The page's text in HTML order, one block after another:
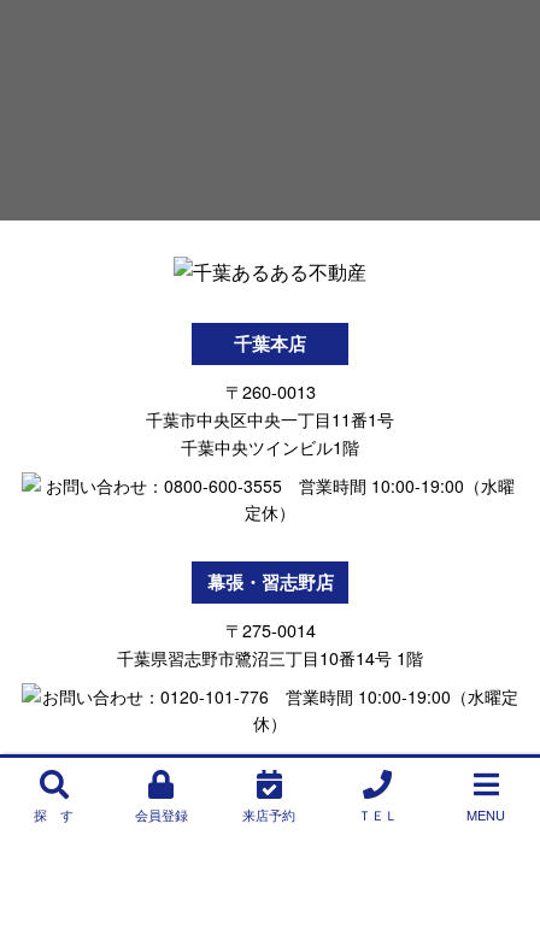
探 す 会員登録 来店予約 ＴＥＬ MENU
千葉本店
〒260-0013
千葉市中央区中央一丁目11番1号
千葉中央ツインビル1階
幕張・習志野店
〒275-0014
千葉県習志野市鷺沼三丁目10番14号 1階